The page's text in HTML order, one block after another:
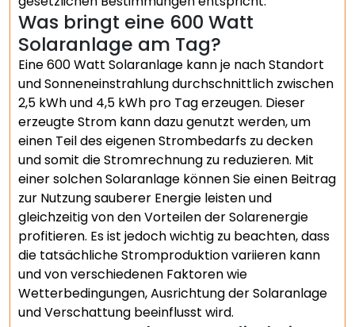
Was bringt eine 600 Watt
Solaranlage am Tag?
Eine 600 Watt Solaranlage kann je nach Standort
und Sonneneinstrahlung durchschnittlich zwischen
2,5 kWh und 4,5 kWh pro Tag erzeugen. Dieser
erzeugte Strom kann dazu genutzt werden, um
einen Teil des eigenen Strombedarfs zu decken
und somit die Stromrechnung zu reduzieren. Mit
einer solchen Solaranlage können Sie einen Beitrag
zur Nutzung sauberer Energie leisten und
gleichzeitig von den Vorteilen der Solarenergie
profitieren. Es ist jedoch wichtig zu beachten, dass
die tatsächliche Stromproduktion variieren kann
und von verschiedenen Faktoren wie
Wetterbedingungen, Ausrichtung der Solaranlage
und Verschattung beeinflusst wird.